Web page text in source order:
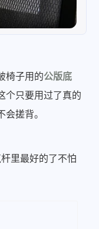
椅子用的公版底
个只要用过了真的
搓背。
里最好的了不怕